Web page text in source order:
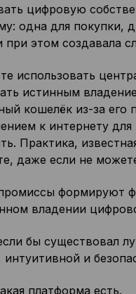
цифровую
одна для покупки,
при этом создавала
использовать
истинным
кошелёк из-за его
к интернету
Практика,
даже если не
формируют
владении
бы существовал
интуитивной и
платформа есть.